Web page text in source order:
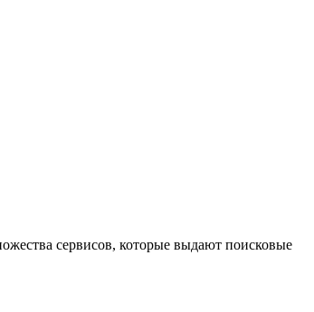
сервисов, которые выдают поисковые